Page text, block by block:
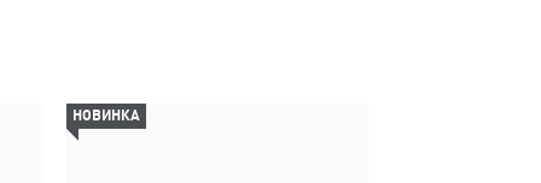
НОВИНКА